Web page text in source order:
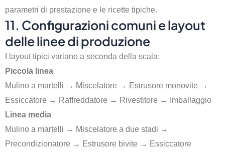
parametri di prestazione e le ricette tipiche.
11. Configurazioni comuni e layout
delle linee di produzione
I layout tipici variano a seconda della scala:
Piccola linea
Mulino a martelli → Miscelatore → Estrusore monovite →
Essiccatore → Raffreddatore → Rivestitore → Imballaggio
Linea media
Mulino a martelli → Miscelatore a due stadi →
Precondizionatore → Estrusore bivite → Essiccatore